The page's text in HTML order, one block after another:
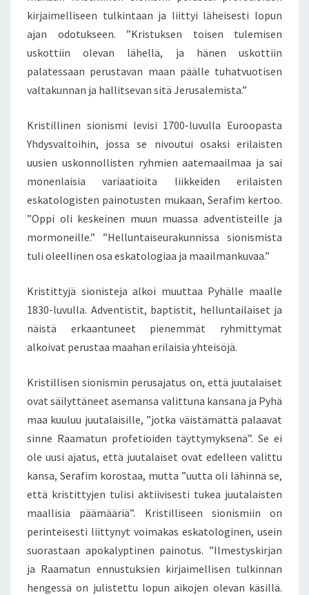
kirjaimelliseen tulkintaan ja liittyi läheisesti lopun
ajan odotukseen. ”Kristuksen toisen tulemisen
uskottiin olevan lähellä, ja hänen uskottiin
palatessaan perustavan maan päälle tuhatvuotisen
valtakunnan ja hallitsevan sitä Jerusalemista.”
Kristillinen sionismi levisi 1700-luvulla Euroopasta
Yhdysvaltoihin, jossa se nivoutui osaksi erilaisten
uusien uskonnollisten ryhmien aatemaailmaa ja sai
monenlaisia variaatioita liikkeiden erilaisten
eskatologisten painotusten mukaan, Serafim kertoo.
”Oppi oli keskeinen muun muassa adventisteille ja
mormoneille.” ”Helluntaiseurakunnissa sionismista
tuli oleellinen osa eskatologiaa ja maailmankuvaa.”
Kristittyjä sionisteja alkoi muuttaa Pyhälle maalle
1830-luvulla. Adventistit, baptistit, helluntailaiset ja
näistä erkaantuneet pienemmät ryhmittymät
alkoivat perustaa maahan erilaisia yhteisöjä.
Kristillisen sionismin perusajatus on, että juutalaiset
ovat säilyttäneet asemansa valittuna kansana ja Pyhä
maa kuuluu juutalaisille, ”jotka väistämättä palaavat
sinne Raamatun profetioiden täyttymyksenä”. Se ei
ole uusi ajatus, että juutalaiset ovat edelleen valittu
kansa, Serafim korostaa, mutta ”uutta oli lähinnä se,
että kristittyjen tulisi aktiivisesti tukea juutalaisten
maallisia päämääriä”. Kristilliseen sionismiin on
perinteisesti liittynyt voimakas eskatologinen, usein
suorastaan apokalyptinen painotus. ”Ilmestyskirjan
ja Raamatun ennustuksien kirjaimellisen tulkinnan
hengessä on julistettu lopun aikojen olevan käsillä.